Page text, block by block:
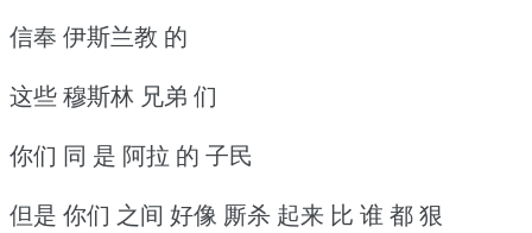
信奉 伊斯兰教 的
这些 穆斯林 兄弟 们
你们 同 是 阿拉 的 子民
但是 你们 之间 好像 厮杀 起来 比 谁 都 狠